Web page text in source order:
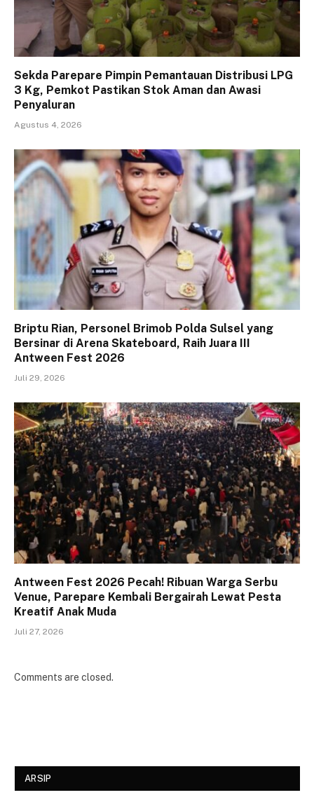
Sekda Parepare Pimpin Pemantauan Distribusi LPG
3 Kg, Pemkot Pastikan Stok Aman dan Awasi
Penyaluran
Agustus 4, 2026
Briptu Rian, Personel Brimob Polda Sulsel yang
Bersinar di Arena Skateboard, Raih Juara III
Antween Fest 2026
Juli 29, 2026
Antween Fest 2026 Pecah! Ribuan Warga Serbu
Venue, Parepare Kembali Bergairah Lewat Pesta
Kreatif Anak Muda
Juli 27, 2026
Comments are closed.
ARSIP